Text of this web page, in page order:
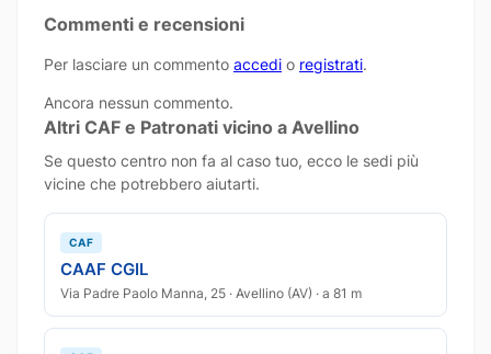
Commenti e recensioni
Per lasciare un commento accedi o registrati.
Ancora nessun commento.
Altri CAF e Patronati vicino a Avellino
Se questo centro non fa al caso tuo, ecco le sedi più
vicine che potrebbero aiutarti.
CAF
CAAF CGIL
Via Padre Paolo Manna, 25 · Avellino (AV) · a 81 m